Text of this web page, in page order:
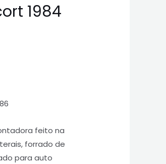
1984
feito na
forrado de
para auto